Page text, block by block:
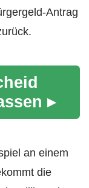
Antrag
▸
an einem
die